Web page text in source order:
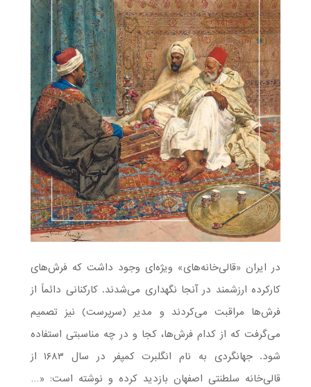
در ایران «قالی‌خانه‌های» ویژه‌ای وجود داشت که فرش‌های
کارکرده ارزشمند در آنجا نگهداری می‌شدند. کارکنانی دائماً از
فرش‌ها مراقبت می‌کردند و مدیر (سرپرست) نیز تصمیم
می‌گرفت که از کدام فرش‌ها، کجا و در چه مناسبتی استفاده
شود. جهانگردی به نام انگلبرت کمپفر در سال ۱۶۸۳ از
قالی‌خانه سلطنتی اصفهان بازدید کرده و نوشته است: «…